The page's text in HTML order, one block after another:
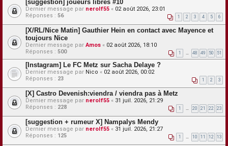
[suggestion] joueurs libres #10
Dernier message par nerolf55 « 02 août 2026, 23:01
Réponses : 56 1 2 3 4 5 6
[X/RL/Nice Matin] Gauthier Hein en contact avec Mayence et
toujours Nice
Dernier message par Amos « 02 août 2026, 18:10
Réponses : 500 1 … 48 49 50 51
[Instagram] Le FC Metz sur Sacha Delaye ?
Dernier message par Nico « 02 août 2026, 00:02
Réponses : 23 1 2 3
[X] Castro Devenish:viendra / viendra pas à Metz
Dernier message par nerolf55 « 31 juil. 2026, 21:29
Réponses : 228 1 … 20 21 22 23
[suggestion + rumeur X] Nampalys Mendy
Dernier message par nerolf55 « 31 juil. 2026, 21:27
Réponses : 125 1 … 10 11 12 13